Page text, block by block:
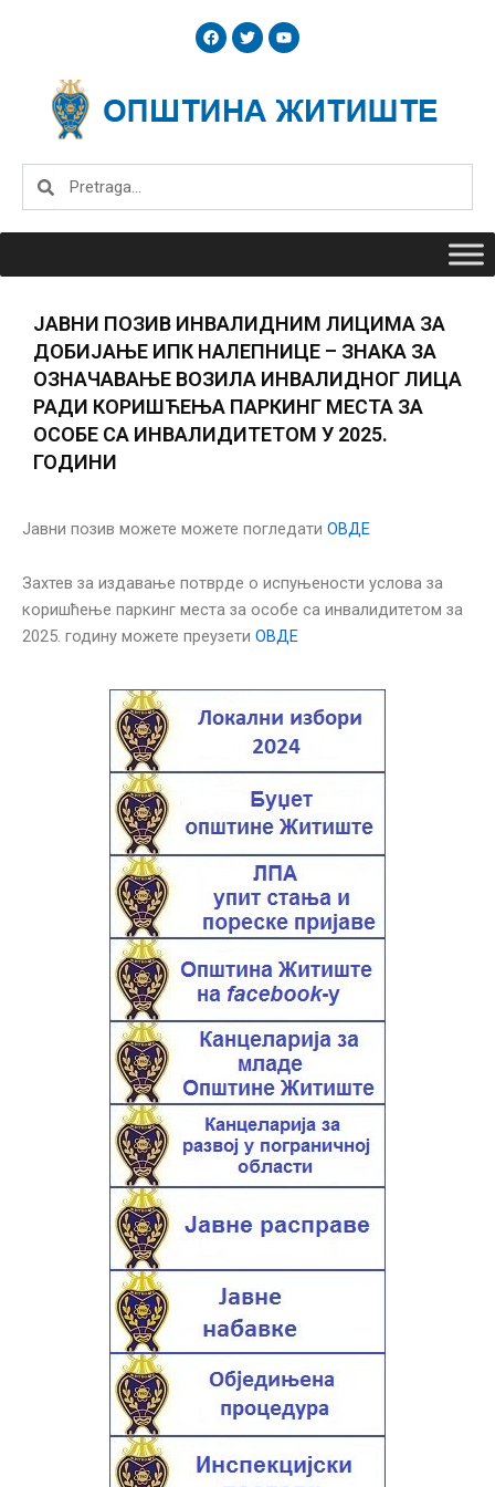
F
a
c
o
o
T
w
i
e
r
Y
o
u
b
e
Search
JАВНИ ПОЗИВ ИНВАЛИДНИМ ЛИЦИМА ЗА
ДОБИЈАЊЕ ИПК НАЛЕПНИЦЕ – ЗНАКА ЗА
ОЗНАЧАВАЊЕ ВОЗИЛА ИНВАЛИДНОГ ЛИЦА
РАДИ КОРИШЋЕЊА ПАРКИНГ МЕСТА ЗА
ОСОБЕ СА ИНВАЛИДИТЕТОМ У 2025.
ГОДИНИ
Јавни позив можете можете погледати ОВДЕ
Захтев за издавање потврде о испуњености услова за
коришћење паркинг места за особе са инвалидитетом за
2025. годину можете преузети ОВДЕ